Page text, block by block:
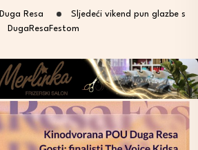
Duga Resa
Sljedeći vikend pun glazbe s
DugaResaFestom